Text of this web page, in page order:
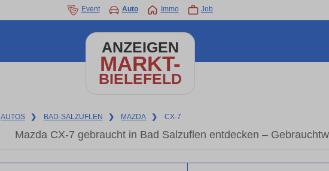
Event Auto Immo Job
ANZEIGEN
MARKT-
BIELEFELD
AUTOS ❯ BAD-SALZUFLEN ❯ MAZDA ❯ CX-7
Mazda CX-7 gebraucht in Bad Salzuflen entdecken –